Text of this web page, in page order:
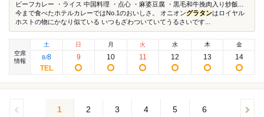
ビーフカレー ・ライス 中国料理 ・点心 ・麻婆豆腐 ・黒毛和牛挽肉入り炒飯...
今まで食べたホテルカレーではNo.1のおいしさ。 オニオングラタンはロイヤル
ホストの物にかなり似ている いつもざわついていてうるさいです...
空席
情報
土
8/8
日
9
月
10
火
11
水
12
木
13
金
14
1 2 3 4 5 6